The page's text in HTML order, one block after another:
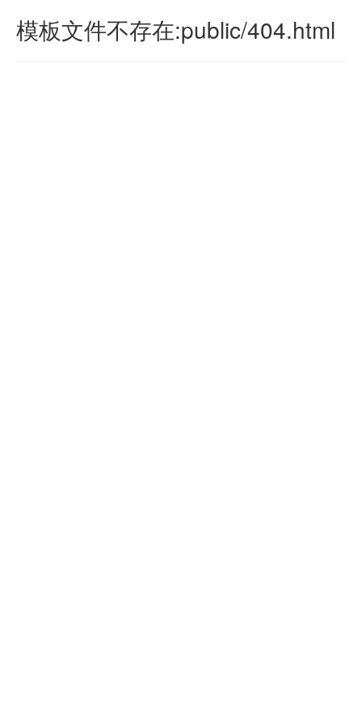
模板文件不存在:public/404.html